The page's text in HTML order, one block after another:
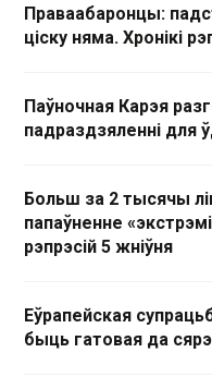
Праваабаронцы:
ціску няма. Хронікі
Паўночная Карэя
падраздзяленні для
Больш за 2 тысячы
папаўненне
рэпрэсій 5 жніўня
Еўрапейская
быць гатовая да